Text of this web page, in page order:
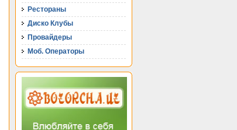
Рестораны
Диско Клубы
Провайдеры
Моб. Операторы